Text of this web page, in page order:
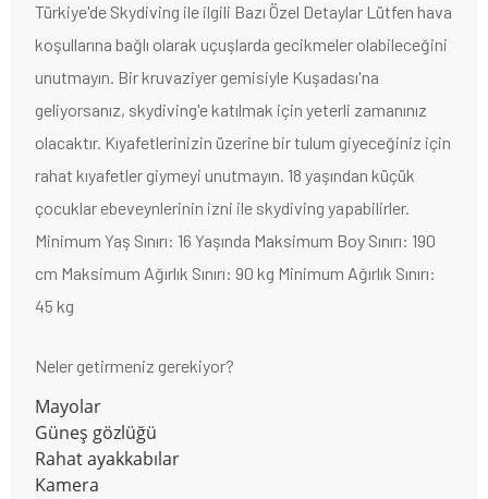
Türkiye'de Skydiving ile ilgili Bazı Özel Detaylar Lütfen hava
koşullarına bağlı olarak uçuşlarda gecikmeler olabileceğini
unutmayın. Bir kruvaziyer gemisiyle Kuşadası'na
geliyorsanız, skydiving'e katılmak için yeterli zamanınız
olacaktır. Kıyafetlerinizin üzerine bir tulum giyeceğiniz için
rahat kıyafetler giymeyi unutmayın. 18 yaşından küçük
çocuklar ebeveynlerinin izni ile skydiving yapabilirler.
Minimum Yaş Sınırı: 16 Yaşında Maksimum Boy Sınırı: 190
cm Maksimum Ağırlık Sınırı: 90 kg Minimum Ağırlık Sınırı:
45 kg
Neler getirmeniz gerekiyor?
Mayolar
Güneş gözlüğü
Rahat ayakkabılar
Kamera